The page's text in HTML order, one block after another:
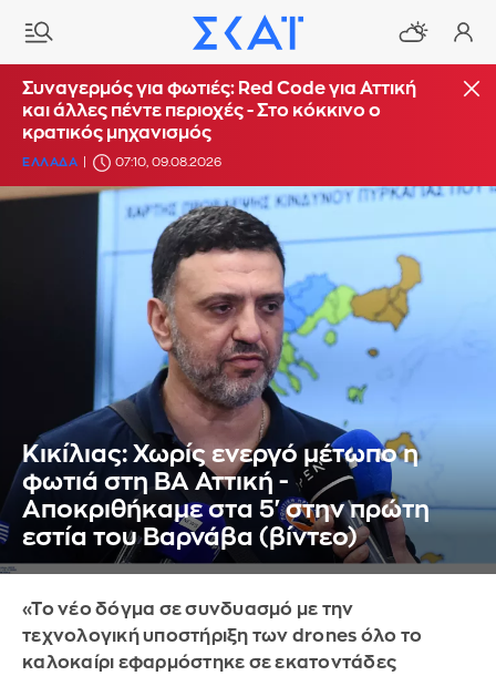
Συναγερμός για φωτιές: Red Code για Αττική
και άλλες πέντε περιοχές - Στο κόκκινο ο
κρατικός μηχανισμός
ΕΛΛΑΔΑ 07:10, 09.08.2026
Κικίλιας: Χωρίς ενεργό μέτωπο η
φωτιά στη ΒΑ Αττική -
Αποκριθήκαμε στα 5' στην πρώτη
εστία του Βαρνάβα (βίντεο)
«Το νέο δόγμα σε συνδυασμό με την
τεχνολογική υποστήριξη των drones όλο το
καλοκαίρι εφαρμόστηκε σε εκατοντάδες